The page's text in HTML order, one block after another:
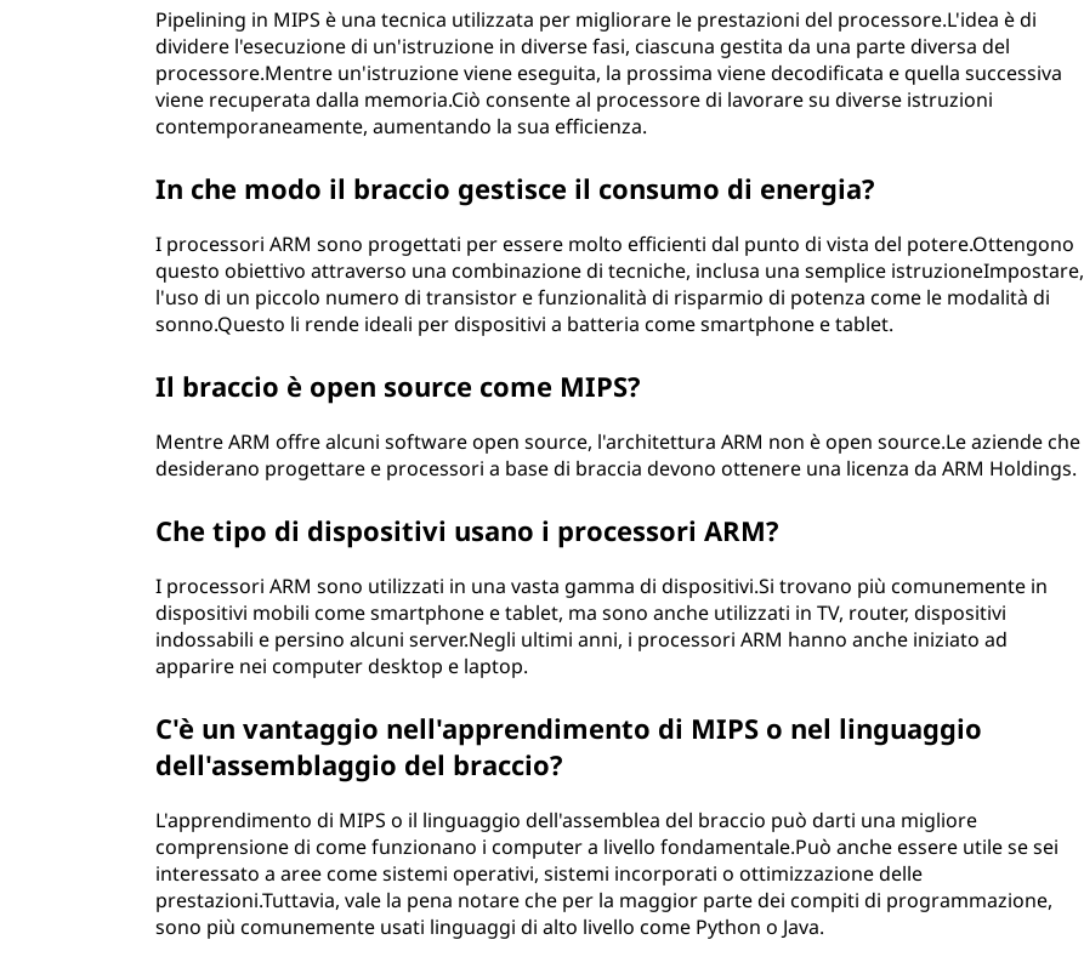
Pipelining in MIPS è una tecnica utilizzata per migliorare le prestazioni del processore.L'idea è di
dividere l'esecuzione di un'istruzione in diverse fasi, ciascuna gestita da una parte diversa del
processore.Mentre un'istruzione viene eseguita, la prossima viene decodificata e quella successiva
viene recuperata dalla memoria.Ciò consente al processore di lavorare su diverse istruzioni
contemporaneamente, aumentando la sua efficienza.
In che modo il braccio gestisce il consumo di energia?
I processori ARM sono progettati per essere molto efficienti dal punto di vista del potere.Ottengono
questo obiettivo attraverso una combinazione di tecniche, inclusa una semplice istruzioneImpostare,
l'uso di un piccolo numero di transistor e funzionalità di risparmio di potenza come le modalità di
sonno.Questo li rende ideali per dispositivi a batteria come smartphone e tablet.
Il braccio è open source come MIPS?
Mentre ARM offre alcuni software open source, l'architettura ARM non è open source.Le aziende che
desiderano progettare e processori a base di braccia devono ottenere una licenza da ARM Holdings.
Che tipo di dispositivi usano i processori ARM?
I processori ARM sono utilizzati in una vasta gamma di dispositivi.Si trovano più comunemente in
dispositivi mobili come smartphone e tablet, ma sono anche utilizzati in TV, router, dispositivi
indossabili e persino alcuni server.Negli ultimi anni, i processori ARM hanno anche iniziato ad
apparire nei computer desktop e laptop.
C'è un vantaggio nell'apprendimento di MIPS o nel linguaggio
dell'assemblaggio del braccio?
L'apprendimento di MIPS o il linguaggio dell'assemblea del braccio può darti una migliore
comprensione di come funzionano i computer a livello fondamentale.Può anche essere utile se sei
interessato a aree come sistemi operativi, sistemi incorporati o ottimizzazione delle
prestazioni.Tuttavia, vale la pena notare che per la maggior parte dei compiti di programmazione,
sono più comunemente usati linguaggi di alto livello come Python o Java.